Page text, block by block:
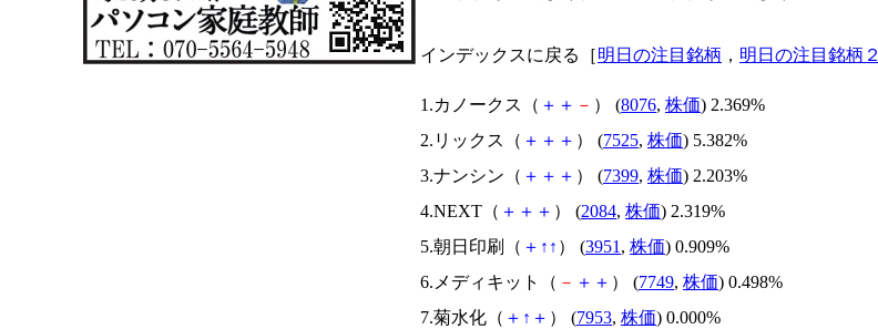
インデックスに戻る［明日の注目銘柄 ， 明日の注目銘柄２
1.カノークス（ ＋ ＋ － ） (8076, 株価) 2.369%
2.リックス（ ＋ ＋ ＋ ） (7525, 株価) 5.382%
3.ナンシン（ ＋ ＋ ＋ ） (7399, 株価) 2.203%
4.NEXT（ ＋ ＋ ＋ ） (2084, 株価) 2.319%
5.朝日印刷（ ＋ ↑ ↑ ） (3951 , 株価) 0.909%
6.メディキット（ － ＋ ＋ ） (7749, 株価) 0.498%
7.菊水化（ ＋ ↑ ＋ ） (7953, 株価) 0.000%